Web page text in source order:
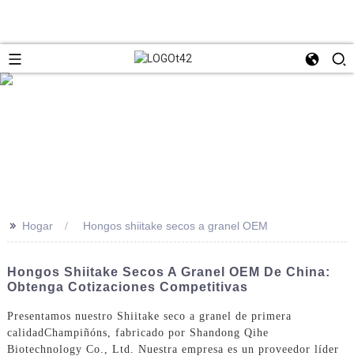
>> Hogar Hongos shiitake secos a granel OEM
Hongos Shiitake Secos A Granel OEM De China:
Obtenga Cotizaciones Competitivas
Presentamos nuestro Shiitake seco a granel de primera
calidadChampiñóns, fabricado por Shandong Qihe
Biotechnology Co., Ltd. Nuestra empresa es un proveedor líder